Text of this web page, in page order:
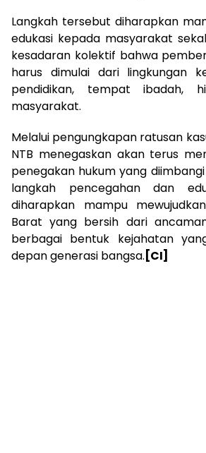
Langkah tersebut diharapkan
edukasi kepada masyarakat
kesadaran kolektif bahwa
harus dimulai dari lingkungan
pendidikan, tempat ibadah,
masyarakat.
Melalui pengungkapan ratusan
NTB menegaskan akan terus
penegakan hukum yang
langkah pencegahan dan
diharapkan mampu
Barat yang bersih dari
berbagai bentuk kejahatan
depan generasi bangsa. [CI]